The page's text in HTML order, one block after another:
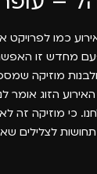
אירוע כמו
מחדש זו
מוזיקה
הזוג אומר
כי מוזיקה זה
לצלילים